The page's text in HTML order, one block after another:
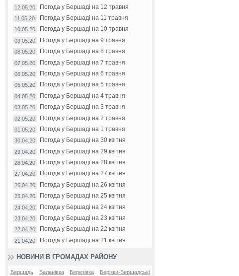
12.05.20 Погода у Бершаді на 12 травня
11.05.20 Погода у Бершаді на 11 травня
10.05.20 Погода у Бершаді на 10 травня
09.05.20 Погода у Бершаді на 9 травня
08.05.20 Погода у Бершаді на 8 травня
07.05.20 Погода у Бершаді на 7 травня
06.05.20 Погода у Бершаді на 6 травня
05.05.20 Погода у Бершаді на 5 травня
04.05.20 Погода у Бершаді на 4 травня
03.05.20 Погода у Бершаді на 3 травня
02.05.20 Погода у Бершаді на 2 травня
01.05.20 Погода у Бершаді на 1 травня
30.04.20 Погода у Бершаді на 30 квітня
29.04.20 Погода у Бершаді на 29 квітня
28.04.20 Погода у Бершаді на 28 квітня
27.04.20 Погода у Бершаді на 27 квітня
26.04.20 Погода у Бершаді на 26 квітня
25.04.20 Погода у Бершаді на 25 квітня
24.04.20 Погода у Бершаді на 24 квітня
23.04.20 Погода у Бершаді на 23 квітня
22.04.20 Погода у Бершаді на 22 квітня
21.04.20 Погода у Бершаді на 21 квітня
НОВИНИ В ГРОМАДАХ РАЙОНУ
Бершадь Баланівка Березівка
Берізки-Бершадські